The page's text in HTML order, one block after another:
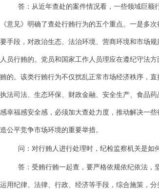
答：从近年查处的案件情况看，一些领域巨
《意见》明确了查处行贿行为的五个重点。一是多
要手段，对政治生态、法治环境、营商环境和市场
人员行贿的。党员和国家工作人员理应在遵纪守法
贿的。该类行贿行为不仅扰乱正常市场经济秩序，
执法司法、生态环保、财政金融、安全生产、食品
感幸福感安全感，必须加大查处力度，推动解决一
造公平竞争市场环境的重要举措。
问：对行贿人进行处理时，纪检监察机关是如
答：受贿行贿一起查，要严格依规依纪依法
运用纪律、法律、行政、经济等手段，综合施策，